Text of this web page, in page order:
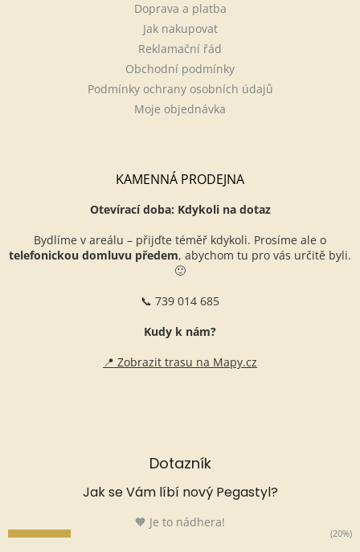
Doprava a platba
Jak nakupovat
Reklamační řád
Obchodní podmínky
Podmínky ochrany osobních údajů
Moje objednávka
KAMENNÁ PRODEJNA
Otevírací doba: Kdykoli na dotaz
Bydlíme v areálu – přijďte téměř kdykoli. Prosíme ale o
telefonickou domluvu předem, abychom tu pro vás určitě byli.
🙂
📞 739 014 685
Kudy k nám?
📍 Zobrazit trasu na Mapy.cz
Dotazník
Jak se Vám líbí nový Pegastyl?
🧡 Je to nádhera!
(20%)